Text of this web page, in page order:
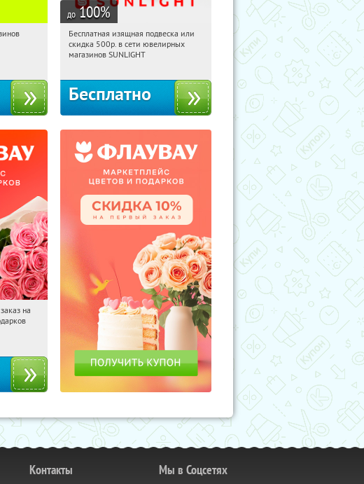
первым!
до 100%
02:47:19 Получили:
Россия
Бесплатная изящная подвеска или
скидка 500р. в сети ювелирных
магазинов SUNLIGHT
Бесплатно
на
Контакты Мы в Соцсетях